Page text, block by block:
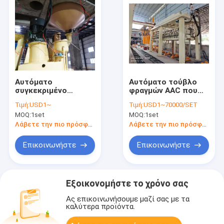
Αυτόματο
συγκεκριμένο
AAC που
κατασκευάζει τον
αναμίκτη σκονών
γραμμών παραγωγής
Τιμή:USD1~
MOQ:1set
Λάβετε την πιο πρόσφατη τιμή
Επικοινωνήστε
Αυτόματο τούβλο
φραγμών AAC που
μηχανή γραμμών
παραγωγής
Αποστειρωμένος
παραγωγή-
διαχωριστής
Τιμή:USD1~70000/SET
MOQ:1set
Λάβετε την πιο πρόσφατη τιμή
Επικοινωνήστε
Εξοικονομήστε το χρόνο σας
Ας επικοινωνήσουμε μαζί σας με τα
καλύτερα προϊόντα.